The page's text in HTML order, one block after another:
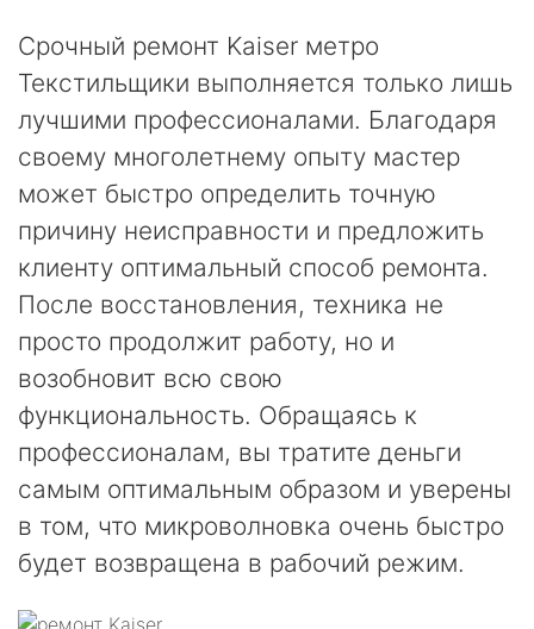
Срочный ремонт Kaiser метро
Текстильщики выполняется только лишь
лучшими профессионалами. Благодаря
своему многолетнему опыту мастер
может быстро определить точную
причину неисправности и предложить
клиенту оптимальный способ ремонта.
После восстановления, техника не
просто продолжит работу, но и
возобновит всю свою
функциональность. Обращаясь к
профессионалам, вы тратите деньги
самым оптимальным образом и уверены
в том, что микроволновка очень быстро
будет возвращена в рабочий режим.